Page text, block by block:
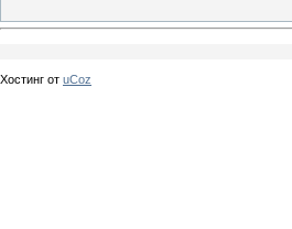
Хостинг от uCoz